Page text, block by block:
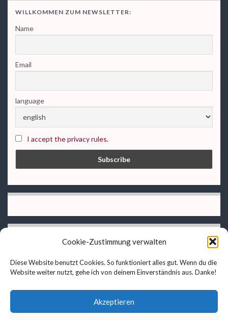
Cookie-Zustimmung verwalten
Diese Website benutzt Cookies. So funktioniert alles gut. Wenn du die
Website weiter nutzt, gehe ich von deinem Einverständnis aus. Danke!
Akzeptieren
WILLKOMMEN ZUM NEWSLETTER:
Name
Email
language
I accept the privacy rules.